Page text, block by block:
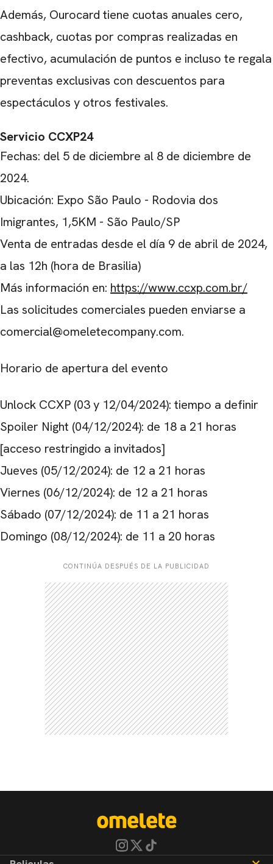
Además, Ourocard tiene cuotas anuales cero,
cashback, cuotas por compras realizadas en
efectivo, acumulación de puntos e incluso te regala
preventas exclusivas con descuentos para
espectáculos y otros festivales.
Servicio CCXP24
Fechas: del 5 de diciembre al 8 de diciembre de
2024.
Ubicación: Expo São Paulo - Rodovia dos
Imigrantes, 1,5KM - São Paulo/SP
Venta de entradas desde el día 9 de abril de 2024,
a las 12h (hora de Brasilia)
Más información en: https://www.ccxp.com.br/
Las solicitudes comerciales pueden enviarse a
comercial@omeletecompany.com.
Horario de apertura del evento
Unlock CCXP (03 y 12/04/2024): tiempo a definir
Spoiler Night (04/12/2024): de 18 a 21 horas
[acceso restringido a invitados]
Jueves (05/12/2024): de 12 a 21 horas
Viernes (06/12/2024): de 12 a 21 horas
Sábado (07/12/2024): de 11 a 21 horas
Domingo (08/12/2024): de 11 a 20 horas
CONTINÚA DESPUÉS DE LA PUBLICIDAD